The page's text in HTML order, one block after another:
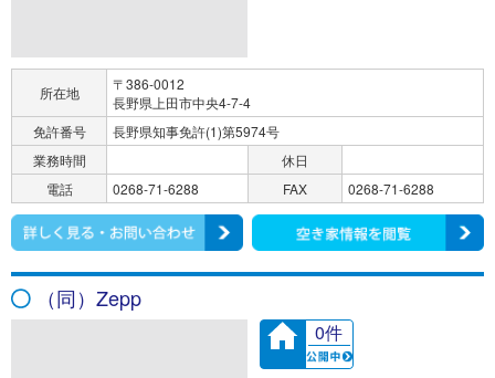
所在地
〒386-0012
長野県上田市中央4-7-4
免許番号
長野県知事免許(1)第5974号
業務時間
休日
電話
0268-71-6288 FAX 0268-71-6288
（同）Zepp
0件